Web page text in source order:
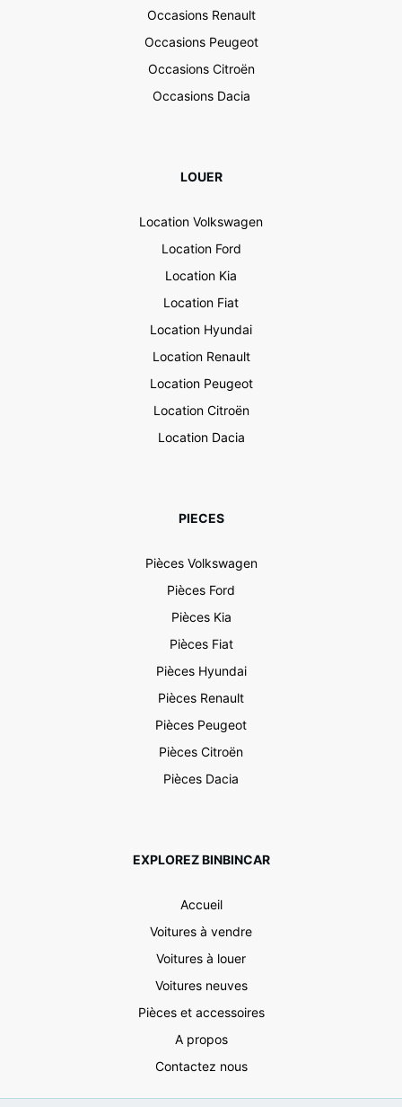
Occasions Renault
Occasions Peugeot
Occasions Citroën
Occasions Dacia
LOUER
Location Volkswagen
Location Ford
Location Kia
Location Fiat
Location Hyundai
Location Renault
Location Peugeot
Location Citroën
Location Dacia
PIECES
Pièces Volkswagen
Pièces Ford
Pièces Kia
Pièces Fiat
Pièces Hyundai
Pièces Renault
Pièces Peugeot
Pièces Citroën
Pièces Dacia
EXPLOREZ BINBINCAR
Accueil
Voitures à vendre
Voitures à louer
Voitures neuves
Pièces et accessoires
A propos
Contactez nous